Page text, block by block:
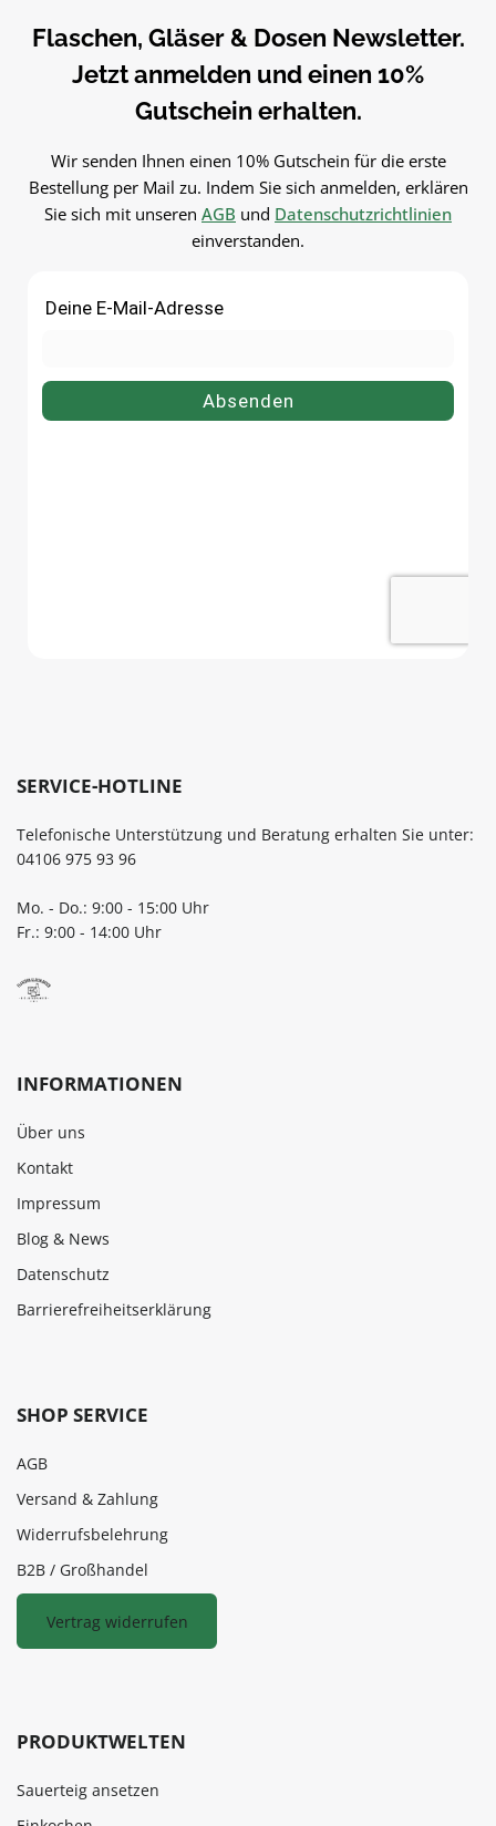
dosen.de.
dosen.de.
Flaschen, Gläser & Dosen Newsletter.
Jetzt anmelden und einen 10%
Gutschein erhalten.
Wir senden Ihnen einen 10% Gutschein für die erste
Bestellung per Mail zu. Indem Sie sich anmelden, erklären
Sie sich mit unseren AGB und Datenschutzrichtlinien
einverstanden.
SERVICE-HOTLINE
Telefonische Unterstützung und Beratung erhalten Sie unter:
04106 975 93 96
Mo. - Do.: 9:00 - 15:00 Uhr
Fr.: 9:00 - 14:00 Uhr
INFORMATIONEN
Über uns
Kontakt
Impressum
Blog & News
Datenschutz
Barrierefreiheitserklärung
SHOP SERVICE
AGB
Versand & Zahlung
Widerrufsbelehrung
B2B / Großhandel
Vertrag widerrufen
PRODUKTWELTEN
Sauerteig ansetzen